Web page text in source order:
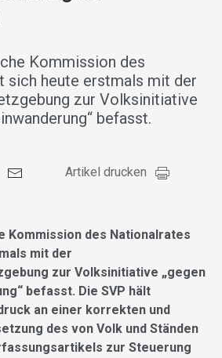
Kommission des
sich heute erstmals mit der
zur Volksinitiative
befasst.
Artikel drucken
Kommission des Nationalrates
mit der
zur Volksinitiative „gegen
befasst. Die SVP hält
an einer korrekten und
des von Volk und Ständen
zur Steuerung